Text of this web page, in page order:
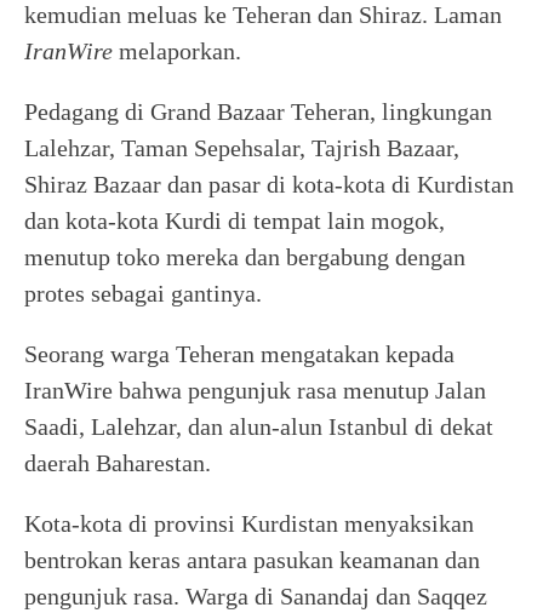
kemudian meluas ke Teheran dan Shiraz. Laman
IranWire melaporkan.
Pedagang di Grand Bazaar Teheran, lingkungan
Lalehzar, Taman Sepehsalar, Tajrish Bazaar,
Shiraz Bazaar dan pasar di kota-kota di Kurdistan
dan kota-kota Kurdi di tempat lain mogok,
menutup toko mereka dan bergabung dengan
protes sebagai gantinya.
Seorang warga Teheran mengatakan kepada
IranWire bahwa pengunjuk rasa menutup Jalan
Saadi, Lalehzar, dan alun-alun Istanbul di dekat
daerah Baharestan.
Kota-kota di provinsi Kurdistan menyaksikan
bentrokan keras antara pasukan keamanan dan
pengunjuk rasa. Warga di Sanandaj dan Saqqez